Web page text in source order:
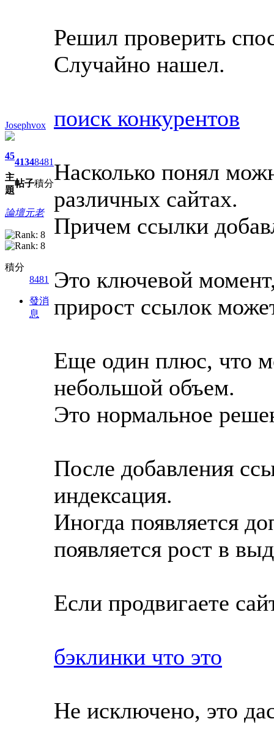
Josephvox
45
主
題
4134
帖子
8481
積分
論壇元老
積分
8481
發消
息
Решил проверить
Случайно нашел.
поиск конкурентов
Насколько понял
различных сайтах.
Причем ссылки
Это ключевой
прирост ссылок
Еще один плюс, что
небольшой объем.
Это нормальное
После добавления
индексация.
Иногда появляется
появляется рост в
Если продвигаете
бэклинки что это
Не исключено, это